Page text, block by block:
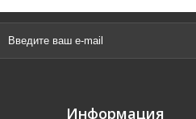
Информация